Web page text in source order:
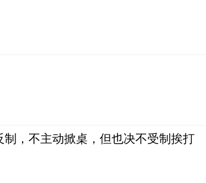
制，不主动掀桌，但也决不受制挨打